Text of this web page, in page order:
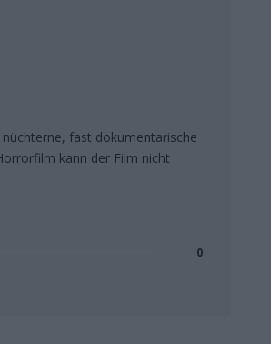
fast dokumentarische
kann der Film nicht
0